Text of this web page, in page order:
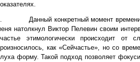
Данный конкретный момент времени
натолкнул Виктор Пелевин своим
этимологически происходит от
как «Сейчастье», но со
форму. Такой подход позволяет